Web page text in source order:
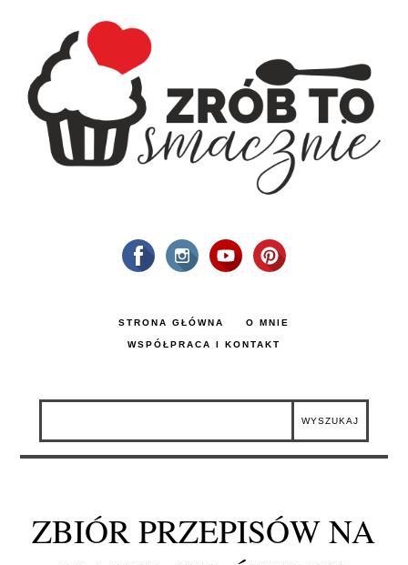
STRONA GŁÓWNA O MNIE
WSPÓŁPRACA I KONTAKT
ZBIÓR PRZEPISÓW NA